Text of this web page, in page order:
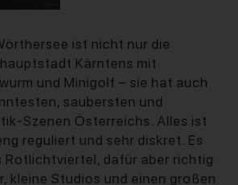
ist nicht nur die
Kärntens mit
und Minigolf – sie hat auch
saubersten und
Szenen Österreichs. Alles ist
reguliert und sehr diskret. Es
Rotlichtviertel, dafür aber richtig
kleine Studios und einen großen